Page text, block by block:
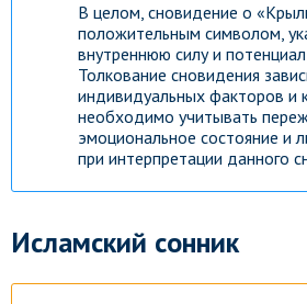
В целом, сновидение о
положительным символом,
внутреннюю силу и
Толкование сновидения
индивидуальных факторов и
необходимо учитывать
эмоциональное состояние и
при интерпретации данного
Исламский сонник